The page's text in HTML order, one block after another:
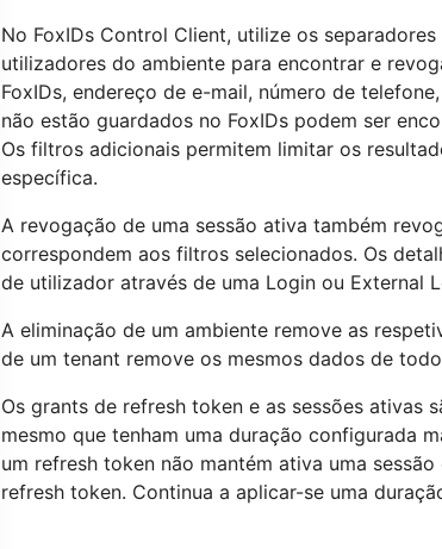
No FoxIDs Control Client, utilize os separadores
utilizadores do ambiente para encontrar e
FoxIDs, endereço de e-mail, número de
não estão guardados no FoxIDs podem ser
Os filtros adicionais permitem limitar os
específica.
A revogação de uma sessão ativa também
correspondem aos filtros selecionados. Os
de utilizador através de uma Login ou External
A eliminação de um ambiente remove as
de um tenant remove os mesmos dados de
Os grants de refresh token e as sessões ativas
mesmo que tenham uma duração configurada
um refresh token não mantém ativa uma
refresh token. Continua a aplicar-se uma